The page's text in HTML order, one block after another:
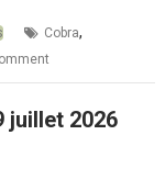
Cobra,
juillet 2026